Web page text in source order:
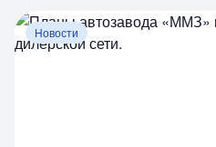
Новости